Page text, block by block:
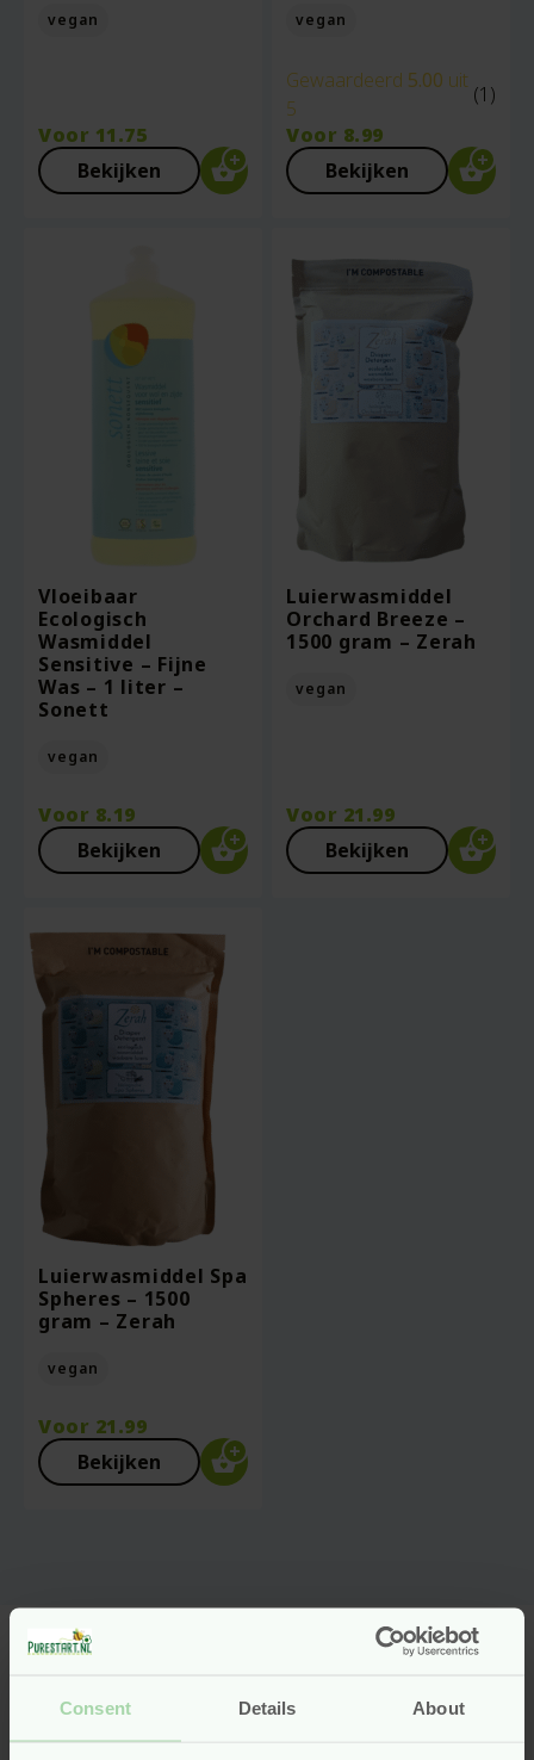
Consent Details About
vegan
Voor 11.75
Bekijken
vegan
Gewaardeerd 5.00 uit
5
(1)
Voor 8.99
Bekijken
Vloeibaar
Ecologisch
Wasmiddel
Sensitive – Fijne
Was – 1 liter –
Sonett
vegan
Voor 8.19
Bekijken
Luierwasmiddel
Orchard Breeze –
1500 gram – Zerah
vegan
Voor 21.99
Bekijken
Luierwasmiddel Spa
Spheres – 1500
gram – Zerah
vegan
Voor 21.99
Bekijken
Sonett Waspoeder: krachtig
en huidvriendelijk